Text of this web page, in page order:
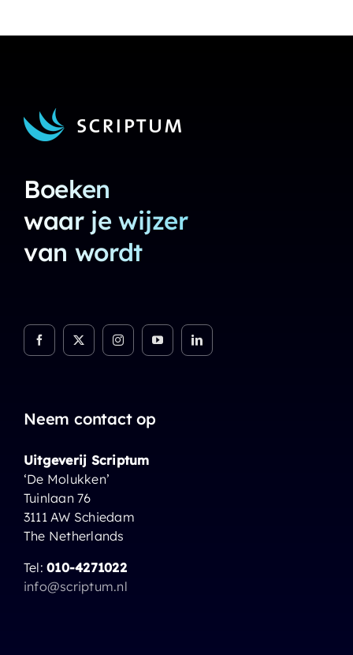
Boeken
waar je wijzer
van wordt
Neem contact op
Uitgeverij Scriptum
‘De Molukken’
Tuinlaan 76
3111 AW Schiedam
The Netherlands
Tel:010-4271022
info@scriptum.nl